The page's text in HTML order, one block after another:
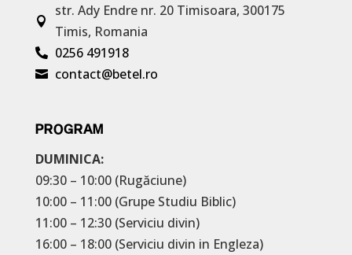

str. Ady Endre nr. 20 Timisoara, 300175
Timis, Romania
 0256 491918
 contact@betel.ro
PROGRAM
DUMINICA:
09:30 – 10:00 (Rugăciune)
10:00 – 11:00 (Grupe Studiu Biblic)
11:00 – 12:30 (Serviciu divin)
16:00 – 18:00 (Serviciu divin in Engleza)